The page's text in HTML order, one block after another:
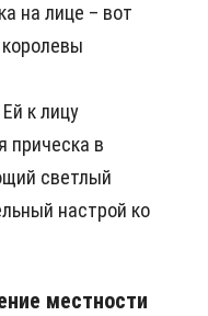
на лице – вот
к лицу
прическа в
светлый
настрой ко
местности